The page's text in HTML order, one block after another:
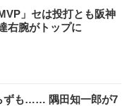
」セは投打とも阪神
右腕がトップに
ずも…… 隅田知一郎が7